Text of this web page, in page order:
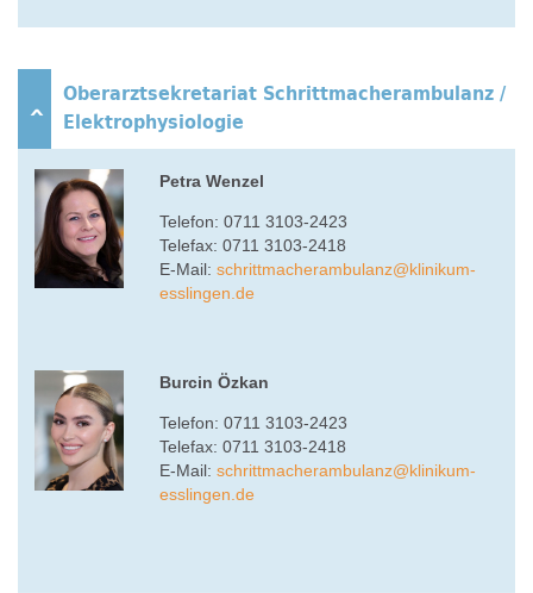
Oberarztsekretariat Schrittmacherambulanz /
Elektrophysiologie
Petra Wenzel
Telefon: 0711 3103-2423
Telefax: 0711 3103-2418
E-Mail: schrittmacherambulanz@klinikum-
esslingen.de
Burcin Özkan
Telefon: 0711 3103-2423
Telefax: 0711 3103-2418
E-Mail: schrittmacherambulanz@klinikum-
esslingen.de